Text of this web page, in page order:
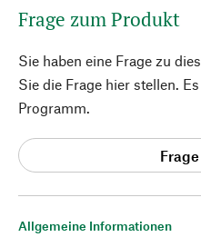
Allgemeine Informationen
Frage zum Produkt
Sie haben eine Frage zu
Sie die Frage hier stellen.
Programm.